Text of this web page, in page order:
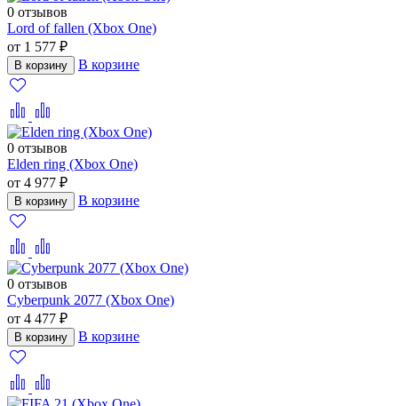
0 отзывов
Lord of fallen (Xbox One)
от 1 577 ₽
В корзину В корзине
0 отзывов
Elden ring (Xbox One)
от 4 977 ₽
В корзину В корзине
0 отзывов
Cyberpunk 2077 (Xbox One)
от 4 477 ₽
В корзину В корзине